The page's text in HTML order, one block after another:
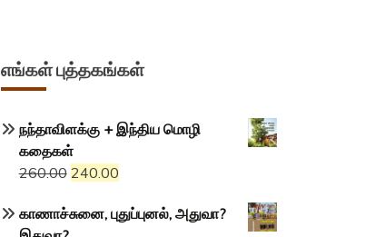
எங்கள் புத்தகங்கள்
நந்தாவிளக்கு + இந்திய மொழி
கதைகள்
260.00 Original
was:
240.00Current
is:
காணாச்சுனை, புதுப்புனல், அதுவா?